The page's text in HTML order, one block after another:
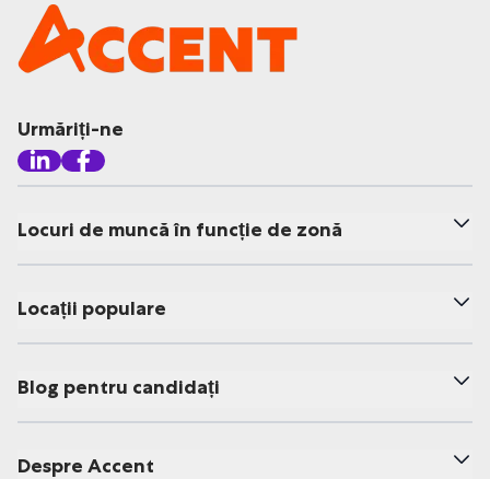
Urmăriți-ne
Locuri de muncă în funcție de zonă
Locații populare
Blog pentru candidați
Despre Accent